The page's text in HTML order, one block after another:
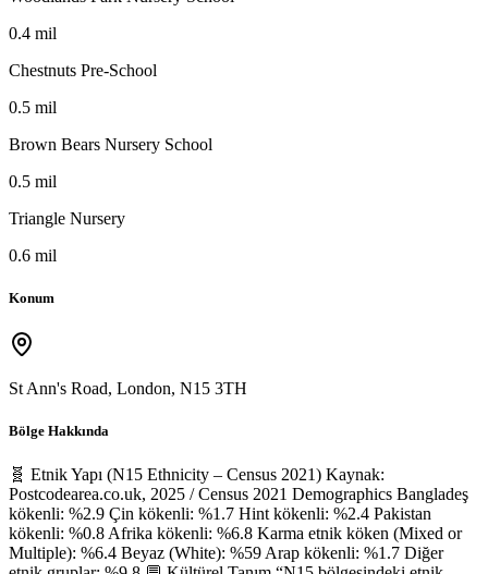
0.4 mil
Chestnuts Pre-School
0.5 mil
Brown Bears Nursery School
0.5 mil
Triangle Nursery
0.6 mil
Konum
St Ann's Road, London, N15 3TH
Bölge Hakkında
🧬 Etnik Yapı (N15 Ethnicity – Census 2021) Kaynak:
Postcodearea.co.uk, 2025 / Census 2021 Demographics Bangladeş
kökenli: %2.9 Çin kökenli: %1.7 Hint kökenli: %2.4 Pakistan
kökenli: %0.8 Afrika kökenli: %6.8 Karma etnik köken (Mixed or
Multiple): %6.4 Beyaz (White): %59 Arap kökenli: %1.7 Diğer